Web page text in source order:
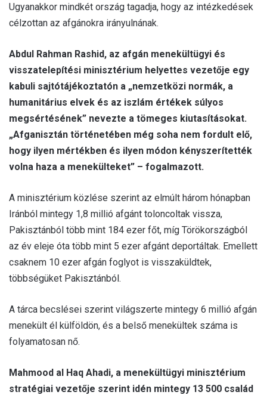
Ugyanakkor mindkét ország tagadja, hogy az intézkedések
célzottan az afgánokra irányulnának.
Abdul Rahman Rashid, az afgán menekültügyi és
visszatelepítési minisztérium helyettes vezetője egy
kabuli sajtótájékoztatón a „nemzetközi normák, a
humanitárius elvek és az iszlám értékek súlyos
megsértésének” nevezte a tömeges kiutasításokat.
„Afganisztán történetében még soha nem fordult elő,
hogy ilyen mértékben és ilyen módon kényszerítették
volna haza a menekülteket” – fogalmazott.
A minisztérium közlése szerint az elmúlt három hónapban
Iránból mintegy 1,8 millió afgánt toloncoltak vissza,
Pakisztánból több mint 184 ezer főt, míg Törökországból
az év eleje óta több mint 5 ezer afgánt deportáltak. Emellett
csaknem 10 ezer afgán foglyot is visszaküldtek,
többségüket Pakisztánból.
A tárca becslései szerint világszerte mintegy 6 millió afgán
menekült él külföldön, és a belső menekültek száma is
folyamatosan nő.
Mahmood al Haq Ahadi, a menekültügyi minisztérium
stratégiai vezetője szerint idén mintegy 13 500 család